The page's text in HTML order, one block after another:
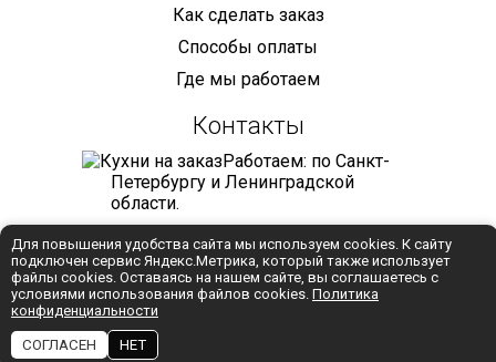
Как сделать заказ
Способы оплаты
Где мы работаем
Контакты
Работаем: по Санкт-
Петербургу и Ленинградской
области.
+7 (921) 905-68-59
info@mebelmaniya.com
Для повышения удобства сайта мы используем cookies. К сайту
подключен сервис Яндекс.Метрика, который также использует
файлы cookies. Оставаясь на нашем сайте, вы соглашаетесь с
условиями использования файлов cookies. Политика
конфиденциальности
СОГЛАСЕН НЕТ